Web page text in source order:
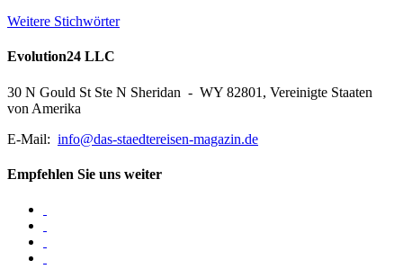
Weitere Stichwörter
Evolution24 LLC
30 N Gould St Ste N Sheridan - WY 82801, Vereinigte Staaten
von Amerika
E-Mail: info@das-staedtereisen-magazin.de
Empfehlen Sie uns weiter